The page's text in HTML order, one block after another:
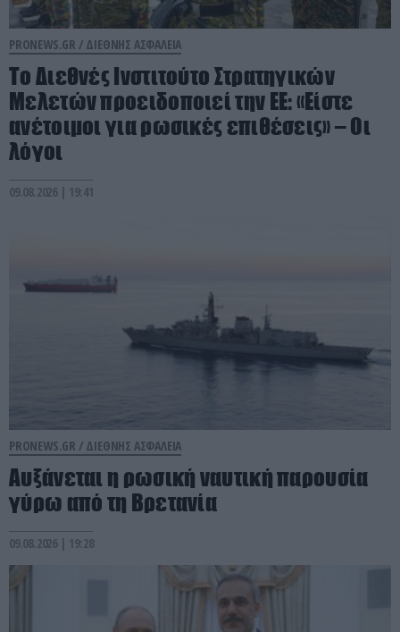
PRONEWS.GR / ΔΙΕΘΝΗΣ ΑΣΦΑΛΕΙΑ
Το Διεθνές Ινστιτούτο Στρατηγικών
Μελετών προειδοποιεί την ΕΕ: «Είστε
ανέτοιμοι για ρωσικές επιθέσεις» – Οι
λόγοι
09.08.2026 | 19:41
PRONEWS.GR / ΔΙΕΘΝΗΣ ΑΣΦΑΛΕΙΑ
Αυξάνεται η ρωσική ναυτική παρουσία
γύρω από τη Βρετανία
09.08.2026 | 19:28